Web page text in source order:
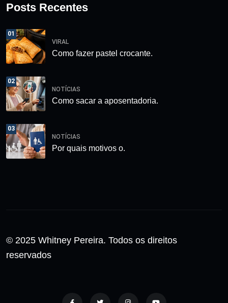
Posts Recentes
01
VIRAL
Como fazer pastel crocante.
02
NOTÍCIAS
Como sacar a aposentadoria.
03
NOTÍCIAS
Por quais motivos o.
© 2025 Whitney Pereira. Todos os direitos
reservados